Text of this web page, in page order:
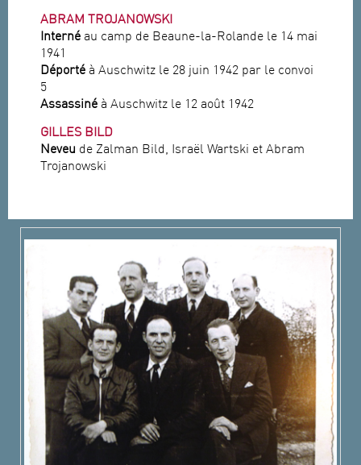
ABRAM TROJANOWSKI
Interné au camp de Beaune-la-Rolande le 14 mai
1941
Déporté à Auschwitz le 28 juin 1942 par le convoi
5
Assassiné à Auschwitz le 12 août 1942
GILLES BILD
Neveu de Zalman Bild, Israël Wartski et Abram
Trojanowski